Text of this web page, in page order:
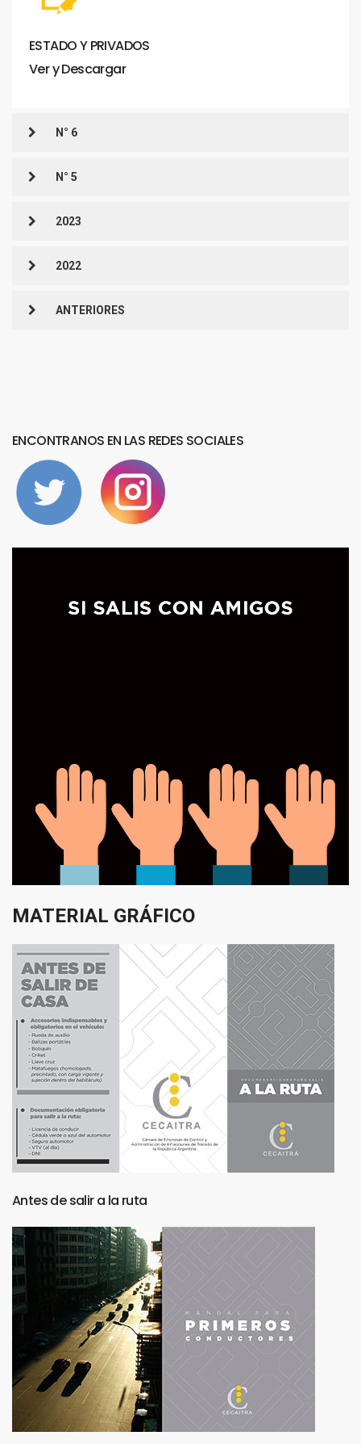
ESTADOY PRIVADOS
VeryDescargar
N° 6
N° 5
2023
2022
ANTERIORES
ENCONTRANOS EN LAS REDES SOCIALES
MATERIAL GRÁFICO
Antesde salira la ruta